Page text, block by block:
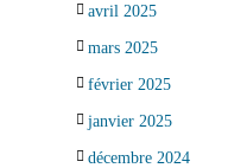
avril 2025
mars 2025
février 2025
janvier 2025
décembre 2024